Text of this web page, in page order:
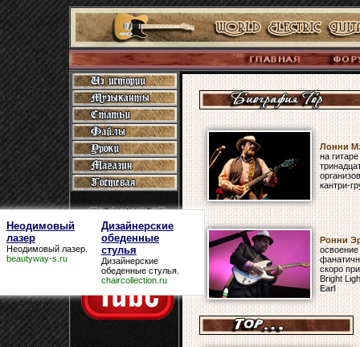
Неодимовый
лазер
Неодимовый лазер
beautyway-s.ru
Дизайнерские
обеденные
стулья
Дизайнерские
обеденные стулья
chaircollection.ru
Лонни
на
кантри-
Ронни
освоение
скоро
Bright
Earl